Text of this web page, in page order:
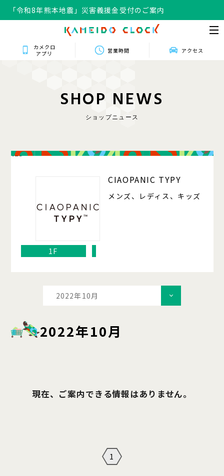
「令和8年熊本地震」災害義援金受付のご案内
カメクロ
アプリ
営業時間 アクセス
SHOP NEWS
ショップニュース
125
CIAOPANIC TYPY
メンズ、レディス、キッズ
1F
2022年10月
2022年10月
現在、ご案内できる情報はありません。
1